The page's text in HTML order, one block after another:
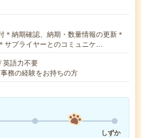
＊納期確認、納期・数量情報の更新＊
サプライヤーとのコミュニケ…
英語力不要
務の経験をお持ちの方
しずか